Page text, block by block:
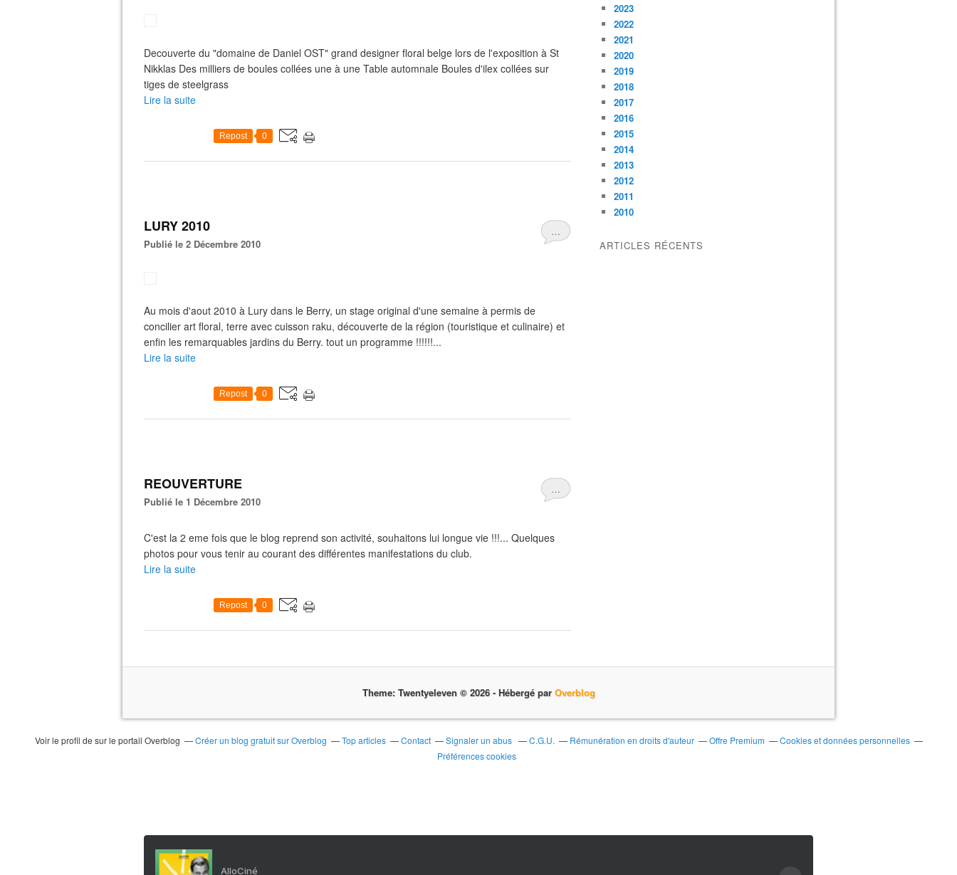
Decouverte du "domaine de Daniel OST" grand designer floral belge lors de l'exposition à St
Nikklas Des milliers de boules collées une à une Table automnale Boules d'ilex collées sur
tiges de steelgrass
Lire la suite
Repost 0
…
LURY 2010
Publié le 2 Décembre 2010
Au mois d'aout 2010 à Lury dans le Berry, un stage original d'une semaine à permis de
concilier art floral, terre avec cuisson raku, découverte de la région (touristique et culinaire) et
enfin les remarquables jardins du Berry. tout un programme !!!!!!...
Lire la suite
Repost 0
…
REOUVERTURE
Publié le 1 Décembre 2010
C'est la 2 eme fois que le blog reprend son activité, souhaitons lui longue vie !!!... Quelques
photos pour vous tenir au courant des différentes manifestations du club.
Lire la suite
Repost 0
2023
2022
2021
2020
2019
2018
2017
2016
2015
2014
2013
2012
2011
2010
ARTICLES RÉCENTS
Theme: Twentyeleven © 2026 - Hébergé par Overblog
Voir le profil de sur le portail Overblog Créer un blog gratuit sur Overblog Top articles Contact Signaler un abus C.G.U. Rémunération en droits d'auteur Offre Premium
Cookies et données personnelles
Préférences cookies
AlloCiné